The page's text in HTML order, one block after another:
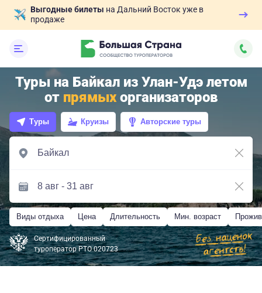
Выгодные билеты на Дальний Восток уже в
продаже
Туры на Байкал из Улан-Удэ летом
от прямыхорганизаторов
Туры Круизы Авторские туры
Виды отдыха Цена Длительность Мин. возраст
Сертифицированный
туроператор РТО 020723